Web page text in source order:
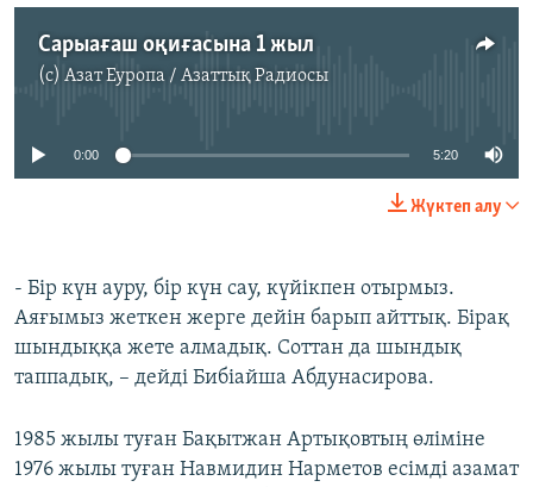
Сарыағаш оқиғасына 1 жыл
(c) Азат Еуропа / Азаттық Радиосы
No media source currently available
0:00 5:20
Жүктеп алу
- Бір күн ауру, бір күн сау, күйікпен отырмыз.
Аяғымыз жеткен жерге дейін барып айттық. Бірақ
шындыққа жете алмадық. Соттан да шындық
таппадық, – дейді Бибіайша Абдунасирова.
1985 жылы туған Бақытжан Артықовтың өліміне
1976 жылы туған Навмидин Нарметов есімді азамат